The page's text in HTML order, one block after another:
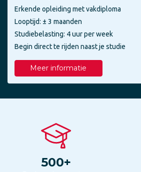
Erkende opleiding met vakdiploma
Looptijd: ± 3 maanden
Studiebelasting: 4 uur per week
Begin direct te rijden naast je studie
Meer informatie
500+